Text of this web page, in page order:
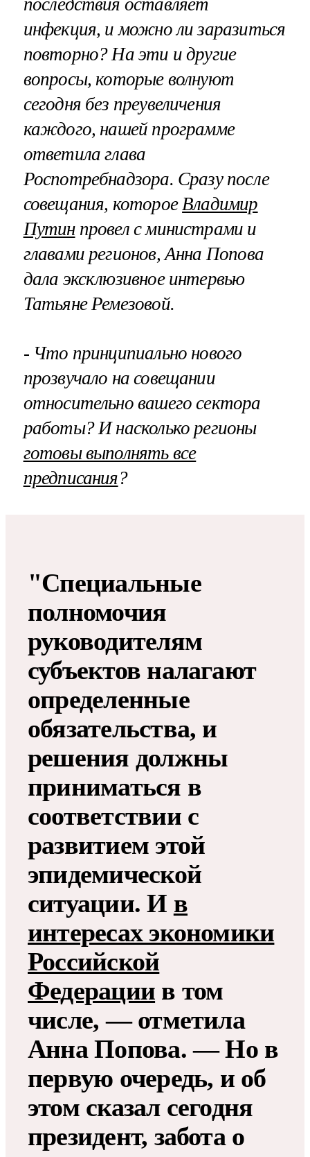
инфекция, и можно ли заразиться
повторно? На эти и другие
вопросы, которые волнуют
сегодня без преувеличения
каждого, нашей программе
ответила глава
Роспотребнадзора. Сразу после
совещания, которое Владимир
Путинпровел с министрами и
главами регионов, Анна Попова
дала эксклюзивное интервью
Татьяне Ремезовой.
- Что принципиально нового
прозвучало на совещании
относительно вашего сектора
работы? И насколько регионы
готовы выполнять все
предписания?
"Специальные
полномочия
руководителям
субъектов налагают
определенные
обязательства, и
решения должны
приниматься в
соответствии с
развитием этой
эпидемической
ситуации. И в
интересах экономики
Российской
Федерации в том
числе, — отметила
Анна Попова. — Но в
первую очередь, и об
этом сказал сегодня
президент, забота о